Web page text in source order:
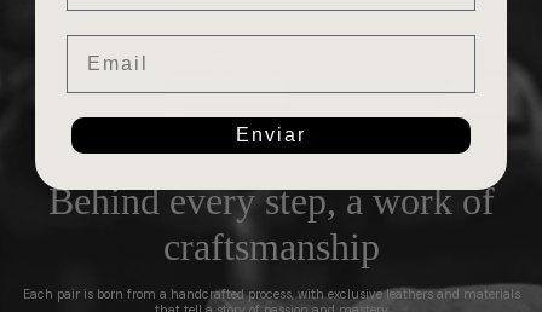
Behind every step, a work of
craftsmanship
Each pair is born from a handcrafted process, with exclusive leathers and materials
Enviar